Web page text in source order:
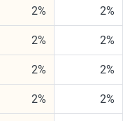
2% 2%
2% 2%
2% 2%
2% 2%